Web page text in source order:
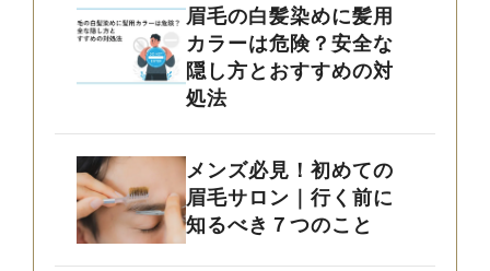
眉毛の白髪染めに髪用
カラーは危険？安全な
隠し方とおすすめの対
処法
メンズ必見！初めての
眉毛サロン｜行く前に
知るべき７つのこと